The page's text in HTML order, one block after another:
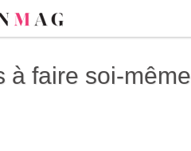
à faire soi-même